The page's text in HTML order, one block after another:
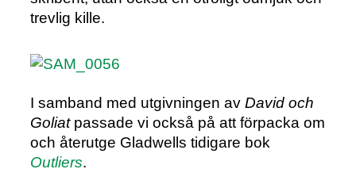
trevlig kille.
I samband med utgivningen av David och
Goliatpassade vi också på att förpacka om
och återutge Gladwells tidigare bok
Outliers.